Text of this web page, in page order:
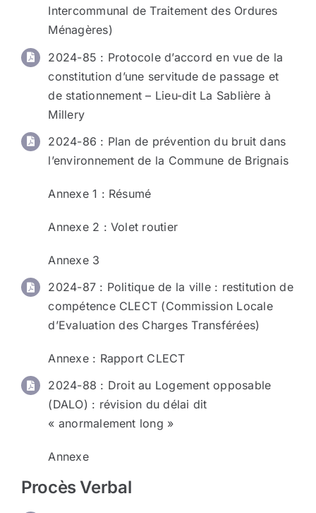
Intercommunal de Traitement des Ordures
Ménagères)
2024-85 : Protocole d’accord en vue de la
constitution d’une servitude de passage et
de stationnement – Lieu-dit La Sablière à
Millery
2024-86 : Plan de prévention du bruit dans
l’environnement de la Commune de Brignais
Annexe 1 : Résumé
Annexe 2 : Volet routier
Annexe 3
2024-87 : Politique de la ville : restitution de
compétence CLECT (Commission Locale
d’Evaluation des Charges Transférées)
Annexe : Rapport CLECT
2024-88 : Droit au Logement opposable
(DALO) : révision du délai dit
« anormalement long »
Annexe
Procès Verbal